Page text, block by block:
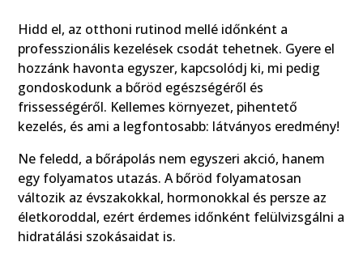
Hidd el, az otthoni rutinod mellé időnként a
professzionális kezelések csodát tehetnek. Gyere el
hozzánk havonta egyszer, kapcsolódj ki, mi pedig
gondoskodunk a bőröd egészségéről és
frissességéről. Kellemes környezet, pihentető
kezelés, és ami a legfontosabb: látványos eredmény!
Ne feledd, a bőrápolás nem egyszeri akció, hanem
egy folyamatos utazás. A bőröd folyamatosan
változik az évszakokkal, hormonokkal és persze az
életkoroddal, ezért érdemes időnként felülvizsgálni a
hidratálási szokásaidat is.